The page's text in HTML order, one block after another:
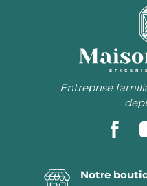
Entreprise
Notre